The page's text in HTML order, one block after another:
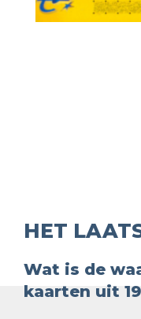
HET
Wat is de
kaarten uit